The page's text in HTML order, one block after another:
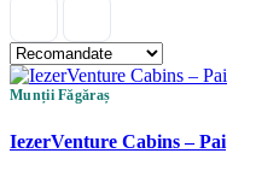
Munții Făgăraș
IezerVenture Cabins – Pai